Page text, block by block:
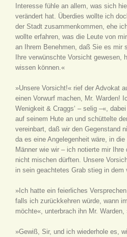
Interesse fühle an allem, was sich
verändert hat. Überdies wollte ich
der Stadt zusammenkommen, ehe
wollte erfahren, was die Leute von
an Ihrem Benehmen, daß Sie es mir
Ihre verwünschte Vorsicht
wissen können.«
»Unsere Vorsicht!« rief der Advokat
einen Vorwurf machen, Mr. Warden!
Wenigkeit & Craggs‘ – selig –«,
auf seinem Hute an und schüttelte
vereinbart, daß wir den Gegenstand
da es eine Angelegenheit wäre, in
Männer wie wir – ich notierte mir
nicht mischen dürften. Unsere
in sein geachtetes Grab stieg in dem
»Ich hatte ein feierliches
falls ich zurückkehren würde, wann
möchte«, unterbrach ihn Mr.
»Gewiß, Sir, und ich wiederhole es,